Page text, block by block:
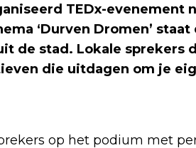
TEDx-evenement
‘Durven Dromen’ staat
de stad. Lokale sprekers
die uitdagen om je
op het podium met